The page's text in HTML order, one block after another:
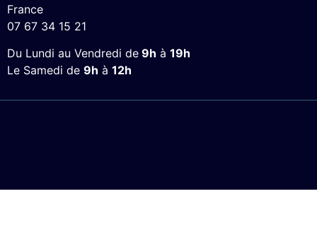
France
07 67 34 15 21
Du Lundi au Vendredi de 9h à 19h
Le Samedi de 9h à 12h